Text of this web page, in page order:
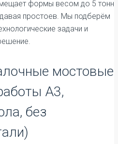
формы весом до 5 тонн
простоев. Мы подберём
задачи и
мостовые
А3,
без